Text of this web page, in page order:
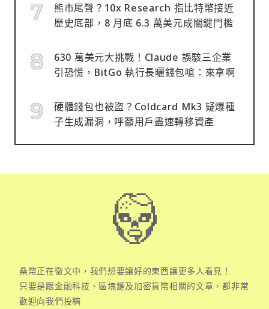
熊市尾聲？10x Research 指比特幣接近
歷史底部，8 月底 6.3 萬美元成關鍵門檻
630 萬美元大挑戰！Claude 誤駭三企業
引恐慌，BitGo 執行長曬錢包嗆：來拿啊
硬體錢包也被盜？Coldcard Mk3 疑爆種
子生成漏洞，呼籲用戶盡速轉移資產
桑幣正在徵文中，我們想要讓好的東西讓更多人看見！
只要是跟金融科技、區塊鏈及加密貨幣相關的文章，都非常
歡迎向我們投稿